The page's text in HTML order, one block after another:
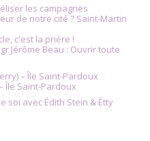
les campagnes
de notre cité ? Saint-Martin
c'est la prière !
Jérôme Beau : Ouvrir toute
– Île Saint-Pardoux
Île Saint-Pardoux
avec Édith Stein & Étty